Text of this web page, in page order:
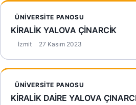
ÜNIVERSITE PANOSU
KİRALİK YALOVA ÇİNARCİK
İzmit 27 Kasım 2023
ÜNIVERSITE PANOSU
KİRALİK DAİRE YALOVA